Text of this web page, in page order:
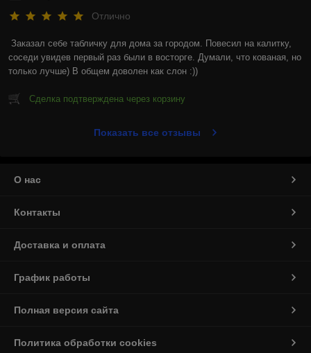
Отлично
Заказал себе табличку для дома за городом. Повесил на калитку,
соседи увидев первый раз были в восторге. Думали, что кованая, но
только лучше) В общем доволен как слон :))
Сделка подтверждена через корзину
Показать все отзывы
О нас
Контакты
Доставка и оплата
График работы
Полная версия сайта
Политика обработки cookies